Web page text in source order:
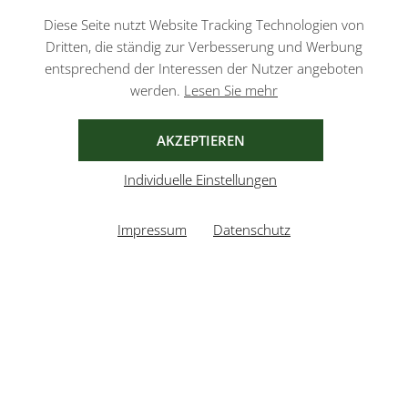
Diese Seite nutzt Website Tracking Technologien von
Dritten, die ständig zur Verbesserung und Werbung
entsprechend der Interessen der Nutzer angeboten
werden. Lesen Sie mehr
AKZEPTIEREN
Individuelle Einstellungen
Impressum Datenschutz